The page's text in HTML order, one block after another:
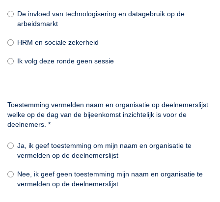
De invloed van technologisering en datagebruik op de
arbeidsmarkt
HRM en sociale zekerheid
Ik volg deze ronde geen sessie
Toestemming vermelden naam en organisatie op deelnemerslijst
welke op de dag van de bijeenkomst inzichtelijk is voor de
deelnemers. *
Ja, ik geef toestemming om mijn naam en organisatie te
vermelden op de deelnemerslijst
Nee, ik geef geen toestemming mijn naam en organisatie te
vermelden op de deelnemerslijst